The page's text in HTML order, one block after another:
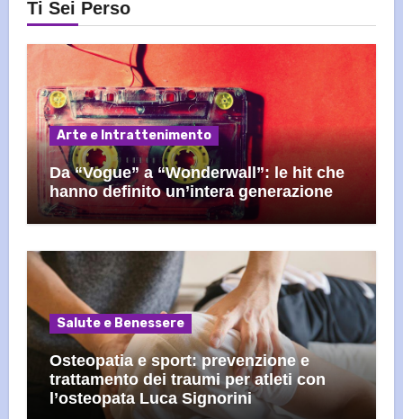
Ti Sei Perso
Arte e Intrattenimento
Da “Vogue” a “Wonderwall”: le hit che
hanno definito un’intera generazione
Salute e Benessere
Osteopatia e sport: prevenzione e
trattamento dei traumi per atleti con
l’osteopata Luca Signorini